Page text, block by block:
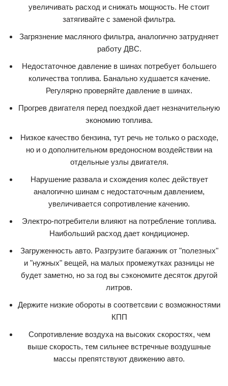
увеличивать расход и снижать мощность. Не стоит
затягивайте с заменой фильтра.
Загрязнение масляного фильтра, аналогично затрудняет
работу ДВС.
Недостаточное давление в шинах потребует большего
количества топлива. Банально худшается качение.
Регулярно проверяйте давление в шинах.
Прогрев двигателя перед поездкой дает незначительную
экономию топлива.
Низкое качество бензина, тут речь не только о расходе,
но и о дополнительном вредоносном воздействии на
отдельные узлы двигателя.
Нарушение развала и схождения колес действует
аналогично шинам с недостаточным давлением,
увеличивается сопротивление качению.
Электро-потребители влияют на потребление топлива.
Наибольший расход дает кондиционер.
Загруженность авто. Разгрузите багажник от "полезных"
и "нужных" вещей, на малых промежутках разницы не
будет заметно, но за год вы сэкономите десяток другой
литров.
Держите низкие обороты в соответсвии с возможностями
КПП
Сопротивление воздуха на высоких скоростях, чем
выше скорость, тем сильнее встречные воздушные
массы препятствуют движению авто.